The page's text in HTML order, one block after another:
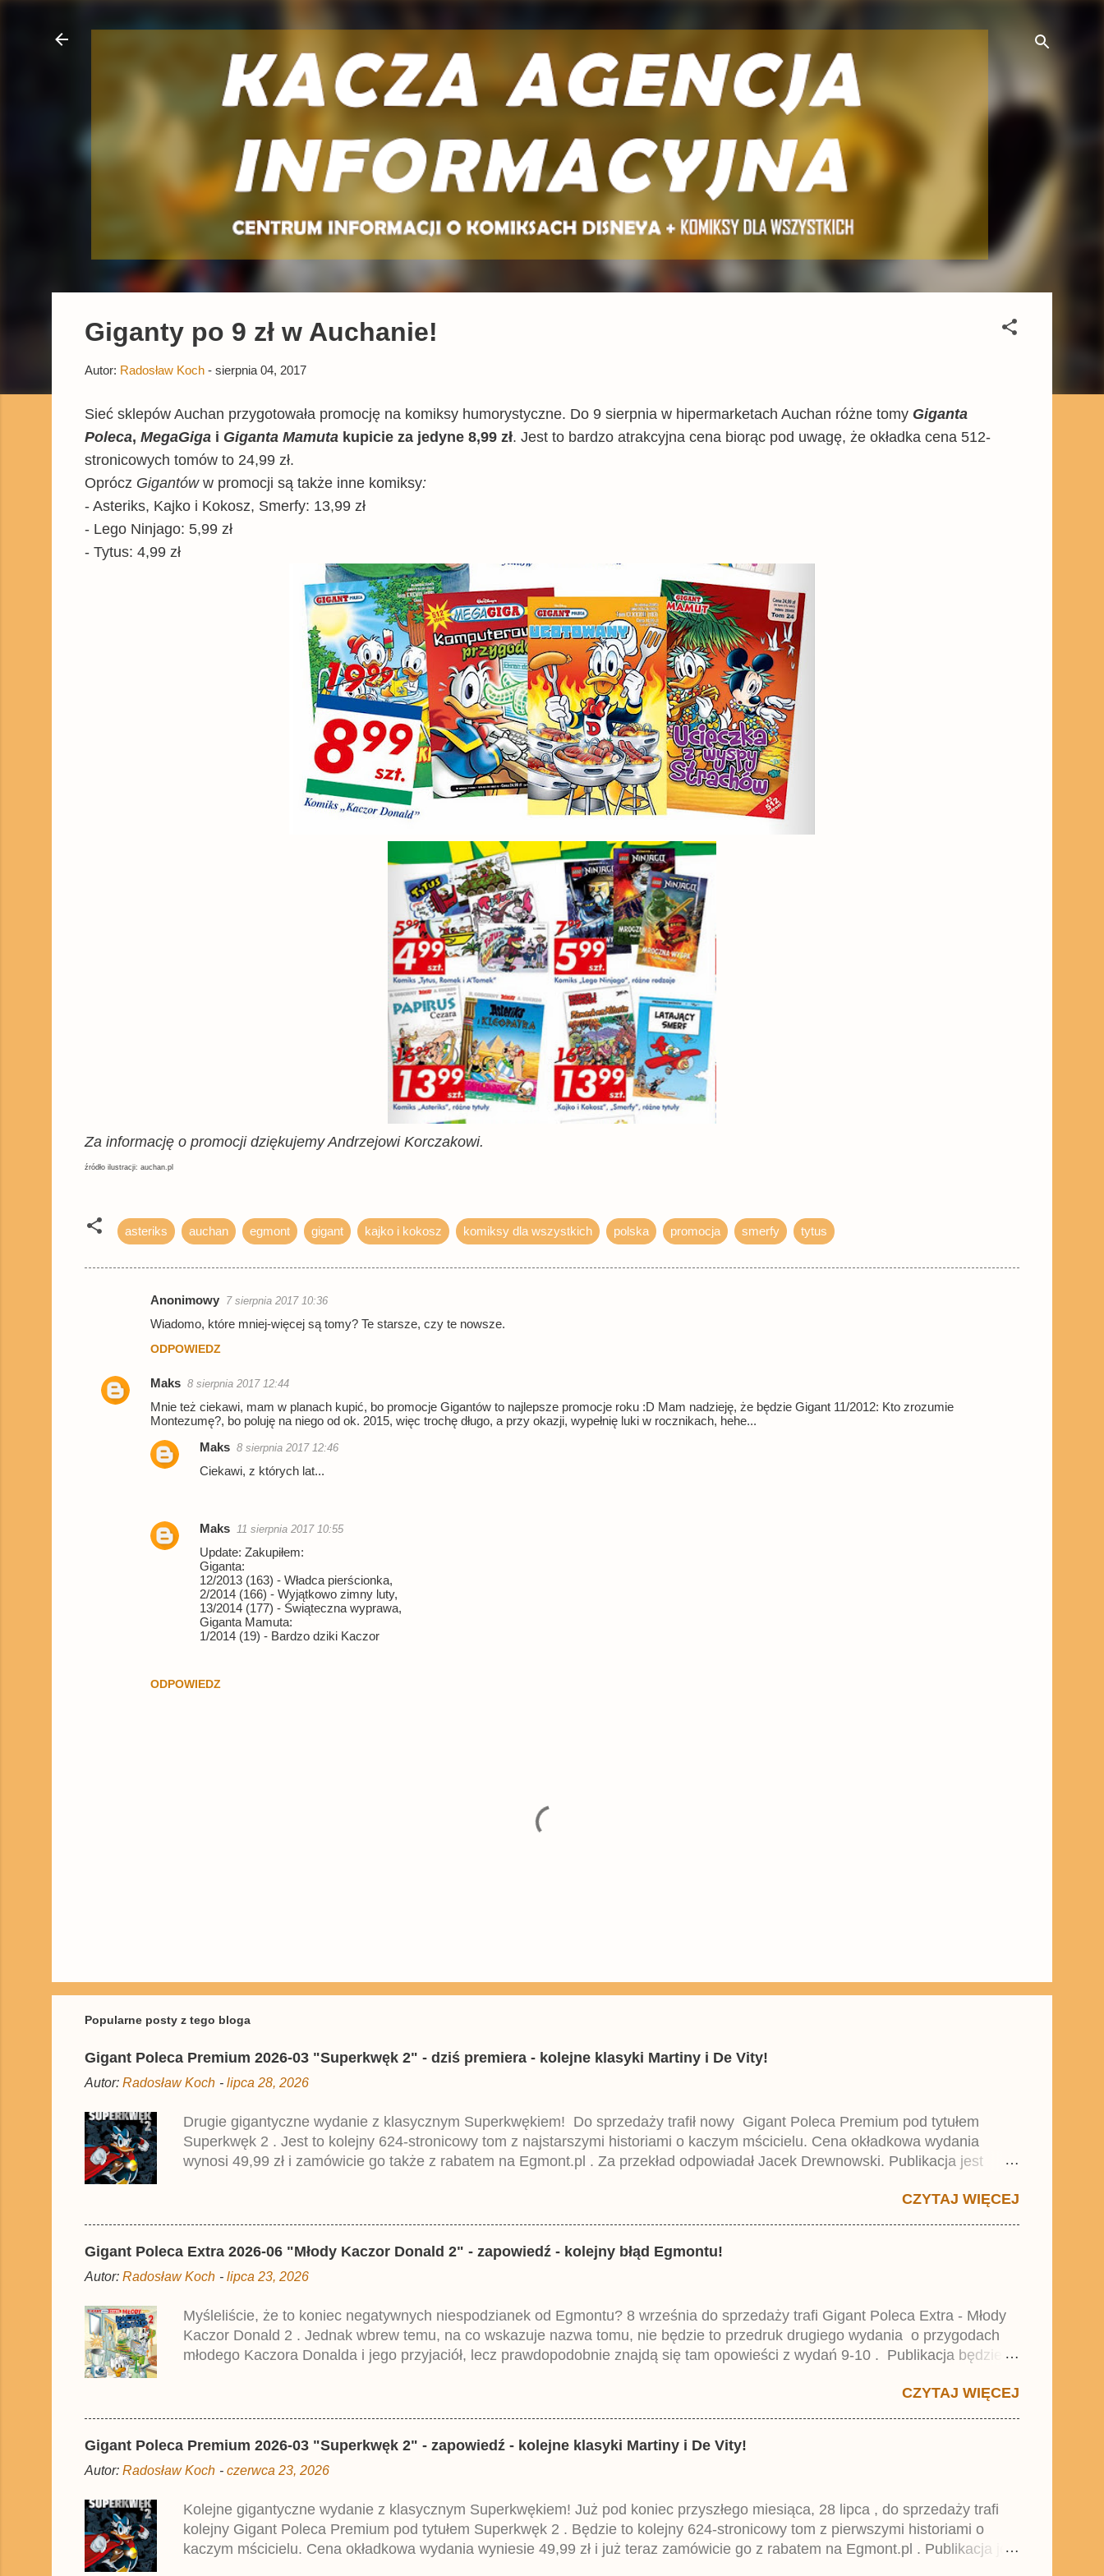
Giganty po 9 zł w Auchanie!
Autor: Radosław Koch - sierpnia 04, 2017
Sieć sklepów Auchan przygotowała promocję na komiksy humorystyczne. Do 9 sierpnia w hipermarketach Auchan różne tomy Giganta
Poleca, MegaGiga i Giganta Mamuta kupicie za jedyne 8,99 zł. Jest to bardzo atrakcyjna cena biorąc pod uwagę, że okładka cena 512-
stronicowych tomów to 24,99 zł.
Oprócz Gigantóww promocji są także inne komiksy:
- Asteriks, Kajko i Kokosz, Smerfy: 13,99 zł
- Lego Ninjago: 5,99 zł
- Tytus: 4,99 zł
Za informację o promocji dziękujemy Andrzejowi Korczakowi.
źródło ilustracji: auchan.pl
asteriks auchan egmont gigant kajko i kokosz komiksy dla wszystkich polska promocja smerfy tytus
e
n
Anonimowy 7 sierpnia 2017 10:36
Wiadomo, które mniej-więcej są tomy? Te starsze, czy te nowsze.
ODPOWIEDZ
Maks 8 sierpnia 2017 12:44
Mnie też ciekawi, mam w planach kupić, bo promocje Gigantów to najlepsze promocje roku :D Mam nadzieję, że będzie Gigant 11/2012: Kto zrozumie
Montezumę?, bo poluję na niego od ok. 2015, więc trochę długo, a przy okazji, wypełnię luki w rocznikach, hehe...
ODPOWIEDZ
Maks 8 sierpnia 2017 12:46
Ciekawi, z których lat...
Maks 11 sierpnia 2017 10:55
Update: Zakupiłem:
Giganta:
12/2013 (163) - Władca pierścionka,
2/2014 (166) - Wyjątkowo zimny luty,
13/2014 (177) - Świąteczna wyprawa,
Giganta Mamuta:
1/2014 (19) - Bardzo dziki Kaczor
z
ś
j
k
o
e
n
t
a
r
z
Popularne posty z tego bloga
Gigant Poleca Premium 2026-03 "Superkwęk 2" - dziś premiera - kolejne klasyki Martiny i De Vity!
Autor: Radosław Koch - lipca 28, 2026
Drugie gigantyczne wydanie z klasycznym Superkwękiem! Do sprzedaży trafił nowy Gigant Poleca Premium pod tytułem
Superkwęk 2 . Jest to kolejny 624-stronicowy tom z najstarszymi historiami o kaczym mścicielu. Cena okładkowa wydania
wynosi 49,99 zł i zamówicie go także z rabatem na Egmont.pl . Za przekład odpowiadał Jacek Drewnowski. Publikacja jest
CZYTAJ WIĘCEJ
Gigant Poleca Extra 2026-06 "Młody Kaczor Donald 2" - zapowiedź - kolejny błąd Egmontu!
Autor: Radosław Koch - lipca 23, 2026
Myśleliście, że to koniec negatywnych niespodzianek od Egmontu? 8 września do sprzedaży trafi Gigant Poleca Extra - Młody
Kaczor Donald 2 . Jednak wbrew temu, na co wskazuje nazwa tomu, nie będzie to przedruk drugiego wydania o przygodach
młodego Kaczora Donalda i jego przyjaciół, lecz prawdopodobnie znajdą się tam opowieści z wydań 9-10 . Publikacja będzie
CZYTAJ WIĘCEJ
Gigant Poleca Premium 2026-03 "Superkwęk 2" - zapowiedź - kolejne klasyki Martiny i De Vity!
Autor: Radosław Koch - czerwca 23, 2026
Kolejne gigantyczne wydanie z klasycznym Superkwękiem! Już pod koniec przyszłego miesiąca, 28 lipca , do sprzedaży trafi
kolejny Gigant Poleca Premium pod tytułem Superkwęk 2 . Będzie to kolejny 624-stronicowy tom z pierwszymi historiami o
kaczym mścicielu. Cena okładkowa wydania wyniesie 49,99 zł i już teraz zamówicie go z rabatem na Egmont.pl . Publikacja jest